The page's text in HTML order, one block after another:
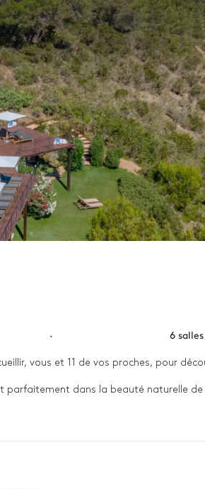
· 6
vous et 11 de vos proches, pour
parfaitement dans la beauté naturelle
jardin.